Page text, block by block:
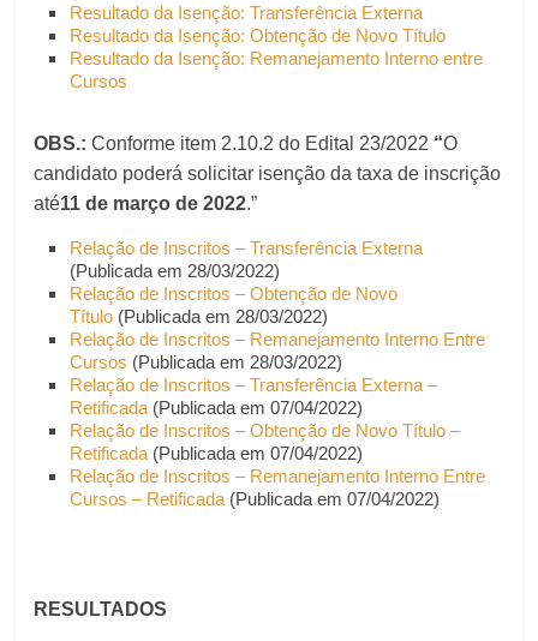
Resultado da Isenção: Transferência Externa
Resultado da Isenção: Obtenção de Novo Título
Resultado da Isenção: Remanejamento Interno entre
Cursos
OBS.: Conforme item 2.10.2 do Edital 23/2022 “O
candidato poderá solicitar isenção da taxa de inscrição
até11 de março de 2022.”
Relação de Inscritos – Transferência Externa
(Publicada em 28/03/2022)
Relação de Inscritos – Obtenção de Novo
Título (Publicada em 28/03/2022)
Relação de Inscritos – Remanejamento Interno Entre
Cursos (Publicada em 28/03/2022)
Relação de Inscritos – Transferência Externa –
Retificada (Publicada em 07/04/2022)
Relação de Inscritos – Obtenção de Novo Título –
Retificada (Publicada em 07/04/2022)
Relação de Inscritos – Remanejamento Interno Entre
Cursos – Retificada (Publicada em 07/04/2022)
RESULTADOS